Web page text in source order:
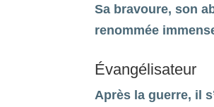
Sa bravoure, son
renommée
Évangélisateur
Après la guerre, il